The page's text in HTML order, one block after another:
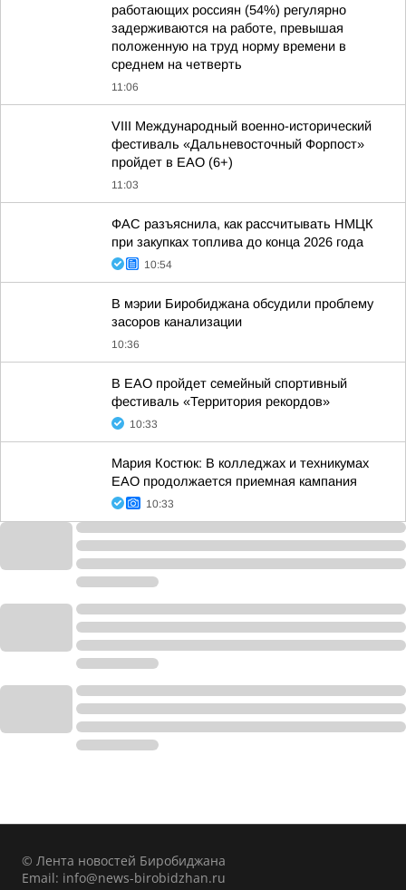
работающих россиян (54%) регулярно
задерживаются на работе, превышая
положенную на труд норму времени в
среднем на четверть
11:06
VIII Международный военно-исторический
фестиваль «Дальневосточный Форпост»
пройдет в ЕАО (6+)
11:03
ФАС разъяснила, как рассчитывать НМЦК
при закупках топлива до конца 2026 года
10:54
В мэрии Биробиджана обсудили проблему
засоров канализации
10:36
В ЕАО пройдет семейный спортивный
фестиваль «Территория рекордов»
10:33
Мария Костюк: В колледжах и техникумах
ЕАО продолжается приемная кампания
10:33
© Лента новостей Биробиджана
Email: info@news-birobidzhan.ru